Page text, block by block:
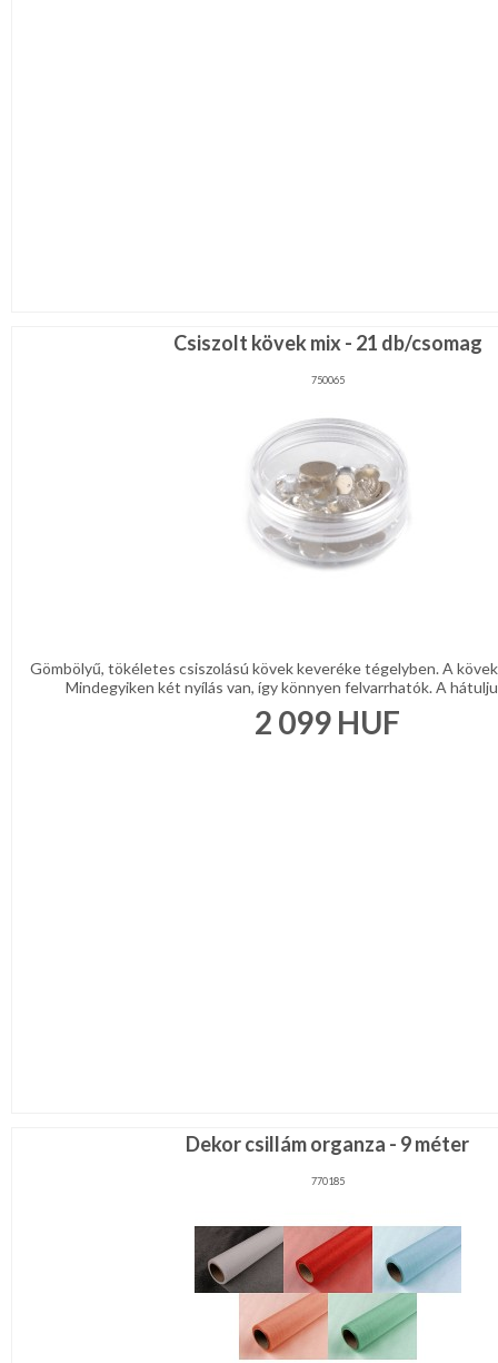
Csiszolt kövek mix - 21 db/csomag
750065
Gömbölyű, tökéletes csiszolású kövek keveréke tégelyben. A
Mindegyiken két nyílás van, így könnyen felvarrhatók. A
2 099 HUF
Dekor csillám organza - 9 méter
770185